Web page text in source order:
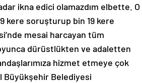
ikna edici olamazdım elbette. O
kere soruşturup bin 19 kere
mesai harcayan tüm
dürüstlükten ve adaletten
hizmet etmeye çok
Büyükşehir Belediyesi